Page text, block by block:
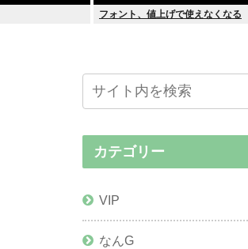
フォント、値上げで使えなくなる
カテゴリー
VIP
なんG